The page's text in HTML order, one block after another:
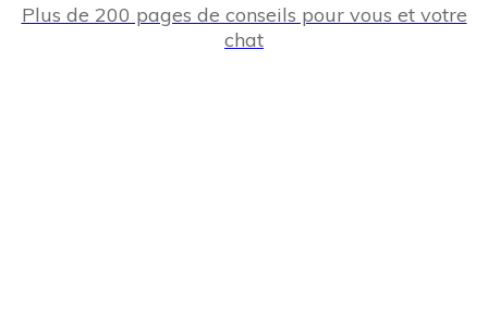
Plus de 200 pages de conseils pour vous et votre
chat